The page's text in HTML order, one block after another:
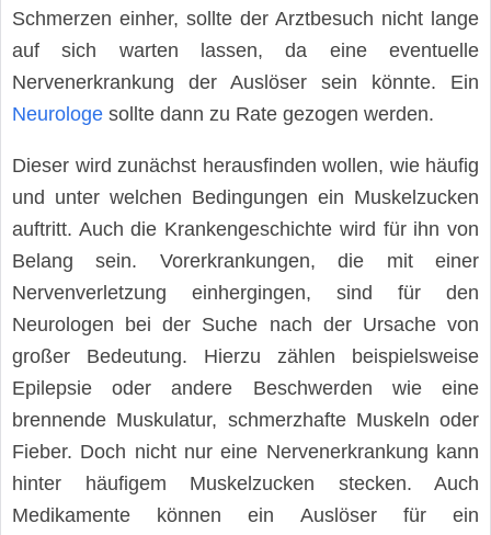
Schmerzen einher, sollte der Arztbesuch nicht lange
auf sich warten lassen, da eine eventuelle
Nervenerkrankung der Auslöser sein könnte. Ein
Neurologe sollte dann zu Rate gezogen werden.
Dieser wird zunächst herausfinden wollen, wie häufig
und unter welchen Bedingungen ein Muskelzucken
auftritt. Auch die Krankengeschichte wird für ihn von
Belang sein. Vorerkrankungen, die mit einer
Nervenverletzung einhergingen, sind für den
Neurologen bei der Suche nach der Ursache von
großer Bedeutung. Hierzu zählen beispielsweise
Epilepsie oder andere Beschwerden wie eine
brennende Muskulatur, schmerzhafte Muskeln oder
Fieber. Doch nicht nur eine Nervenerkrankung kann
hinter häufigem Muskelzucken stecken. Auch
Medikamente können ein Auslöser für ein